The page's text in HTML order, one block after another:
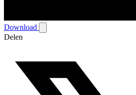
Download
Delen